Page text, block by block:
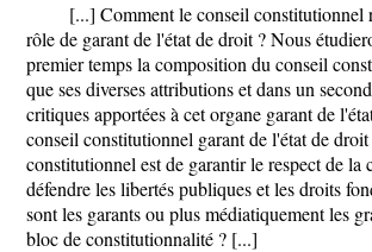
[...] Comment le conseil constitutionnel
rôle de garant de l'état de droit ? Nous
premier temps la composition du conseil
que ses diverses attributions et dans un
critiques apportées à cet organe garant de
conseil constitutionnel garant de l'état de
constitutionnel est de garantir le respect de la
défendre les libertés publiques et les droits
sont les garants ou plus médiatiquement les
bloc de constitutionnalité ? [...]